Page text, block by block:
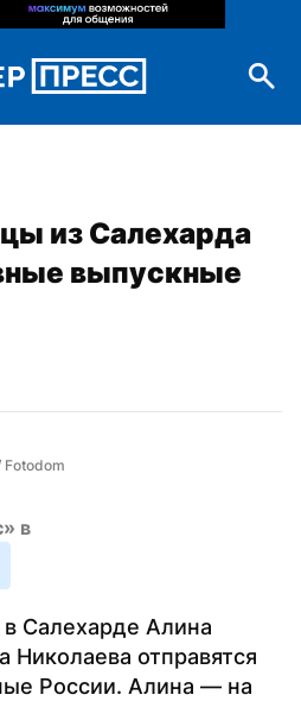
из Салехарда
выпускные
Fotodom
в
Салехарде Алина
Николаева отправятся
России. Алина — на